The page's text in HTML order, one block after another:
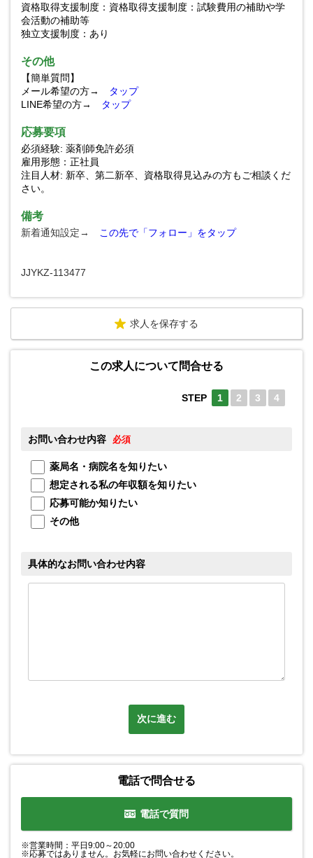
資格取得支援制度：資格取得支援制度：試験費用の補助や学
会活動の補助等
独立支援制度：あり
その他
【簡単質問】
メール希望の方→
タップ
LINE希望の方→
タップ
応募要項
必須経験: 薬剤師免許必須
雇用形態：正社員
注目人材: 新卒、第二新卒、資格取得見込みの方もご相談くだ
さい。
備考
新着通知設定→ この先で「フォロー」をタップ
JJYKZ-113477
求人を保存する
この求人について問合せる
STEP 1 2 3 4
お問い合わせ内容 必須
薬局名・病院名を知りたい
想定される私の年収額を知りたい
応募可能か知りたい
その他
具体的なお問い合わせ内容
次に進む
電話で問合せる
電話で質問
※営業時間：平日9:00～20:00
※応募ではありません。お気軽にお問い合わせください。